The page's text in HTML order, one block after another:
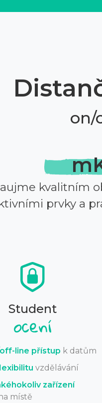
on/
kvalitním
prvky a
Student
line přístup k datům
vzdělávání
zařízení
místě